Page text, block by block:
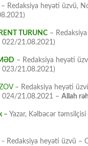
– Redaksiya heyəti üzvü,
TURUNC –
022/21.08.2021)
– Redaksiya heyəti
023/21.08.2021)
– Redaksiya heyəti
024/21.08.2021 – Allah
– Yazar, Kəlbəcər təmsilçisi
– Redaksiya heyəti üzvü –